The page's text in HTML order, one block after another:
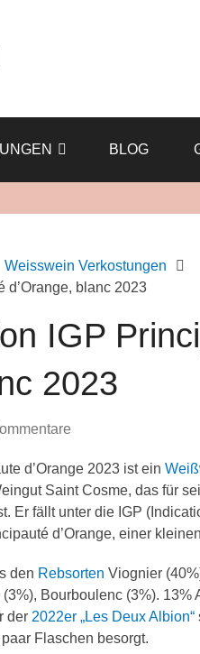
BLOG
Weisswein Verkostungen
d’Orange, blanc 2023
IGP
2023
d’Orange 2023 ist ein
Saint Cosme, das für
Er fällt unter die IGP
d’Orange, einer
den Rebsorten Viognier
Bourboulenc (3%).
der 2022er „Les Deux Albion“
Flaschen besorgt.